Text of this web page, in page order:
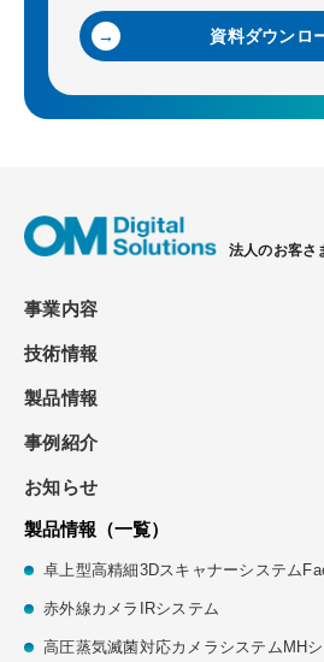
資料ダウンロ
法人のお客さ
事業内容
技術情報
製品情報
事例紹介
お知らせ
製品情報（一覧）
卓上型高精細3Dスキャナーシステム
赤外線カメラIRシステム
高圧蒸気滅菌対応カメラシステムMH